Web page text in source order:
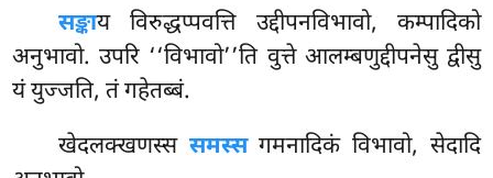
सङ्काय विरुद्धप्पवत्ति उद्दीपनविभावो, कम्पादिको
अनुभावो. उपरि ‘‘विभावो’’ति वुत्ते आलम्बणुद्दीपनेसु द्वीसु
यं युज्जति, तं गहेतब्बं.
खेदलक्खणस्स समस्सगमनादिकं विभावो, सेदादि